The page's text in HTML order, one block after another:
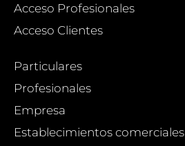
Acceso Profesionales
Acceso Clientes
Particulares
Profesionales
Empresa
Establecimientos comerciales